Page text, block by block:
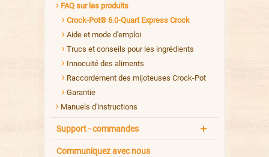
FAQ sur les produits
Crock-Pot® 6.0-Quart Express Crock
Aide et mode d'emploi
Trucs et conseils pour les ingrédients
Innocuité des aliments
Raccordement des mijoteuses Crock-Pot
Garantie
Manuels d'instructions
Support - commandes
Communiquez avec nous